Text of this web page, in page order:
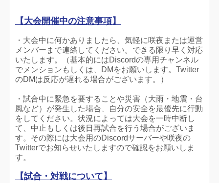
【大会開催中の注意事項】
・大会中に何かありましたら、気軽に咲夜または運営
メンバーまで連絡してください。できる限り早く対応
いたします。（基本的にはDiscordの専用チャンネル
でメンションもしくは、DMをお願いします。Twitter
のDMは反応が遅れる場合がございます。）
・試合中に緊急を要することや災害（大雨・地震・台
風など）が発生した場合、自分の安全を最優先に行動
をしてください。状況によっては大会を一時中断し
て、中止もしくは後日再試合を行う場合がございま
す。その際には大会用のDiscordサーバーや咲夜の
Twitterでお知らせいたしますので確認をお願いしま
す。
【試合・対戦について】